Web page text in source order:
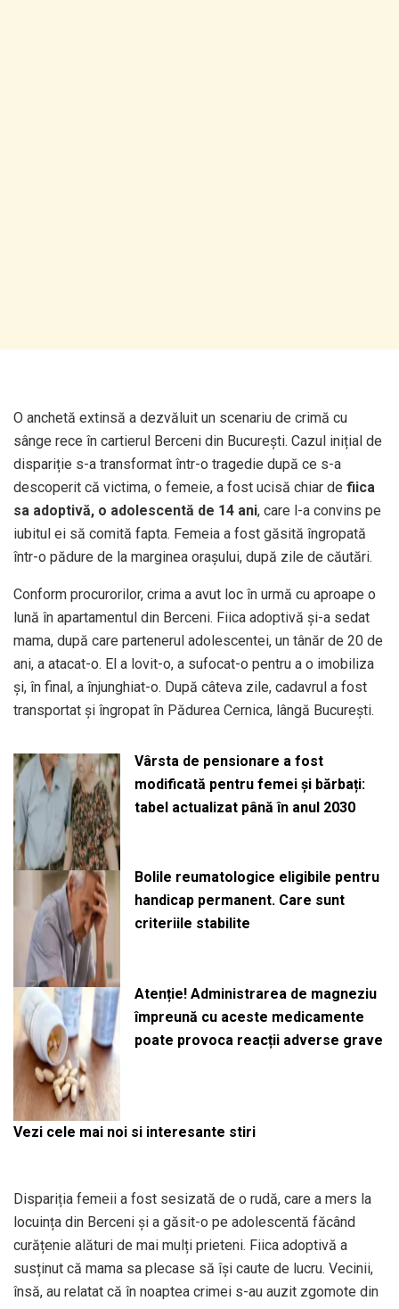
O anchetă extinsă a dezvăluit un scenariu de crimă cu
sânge rece în cartierul Berceni din București. Cazul inițial de
dispariție s-a transformat într-o tragedie după ce s-a
descoperit că victima, o femeie, a fost ucisă chiar de fiica
sa adoptivă, o adolescentă de 14 ani, care l-a convins pe
iubitul ei să comită fapta. Femeia a fost găsită îngropată
într-o pădure de la marginea orașului, după zile de căutări.
Conform procurorilor, crima a avut loc în urmă cu aproape o
lună în apartamentul din Berceni. Fiica adoptivă și-a sedat
mama, după care partenerul adolescentei, un tânăr de 20 de
ani, a atacat-o. El a lovit-o, a sufocat-o pentru a o imobiliza
și, în final, a înjunghiat-o. După câteva zile, cadavrul a fost
transportat și îngropat în Pădurea Cernica, lângă București.
Vârsta de pensionare a fost
modificată pentru femei și bărbați:
tabel actualizat până în anul 2030
Bolile reumatologice eligibile pentru
handicap permanent. Care sunt
criteriile stabilite
Atenție! Administrarea de magneziu
împreună cu aceste medicamente
poate provoca reacții adverse grave
Vezi cele mai noi si interesante stiri
Dispariția femeii a fost sesizată de o rudă, care a mers la
locuința din Berceni și a găsit-o pe adolescentă făcând
curățenie alături de mai mulți prieteni. Fiica adoptivă a
susținut că mama sa plecase să își caute de lucru. Vecinii,
însă, au relatat că în noaptea crimei s-au auzit zgomote din